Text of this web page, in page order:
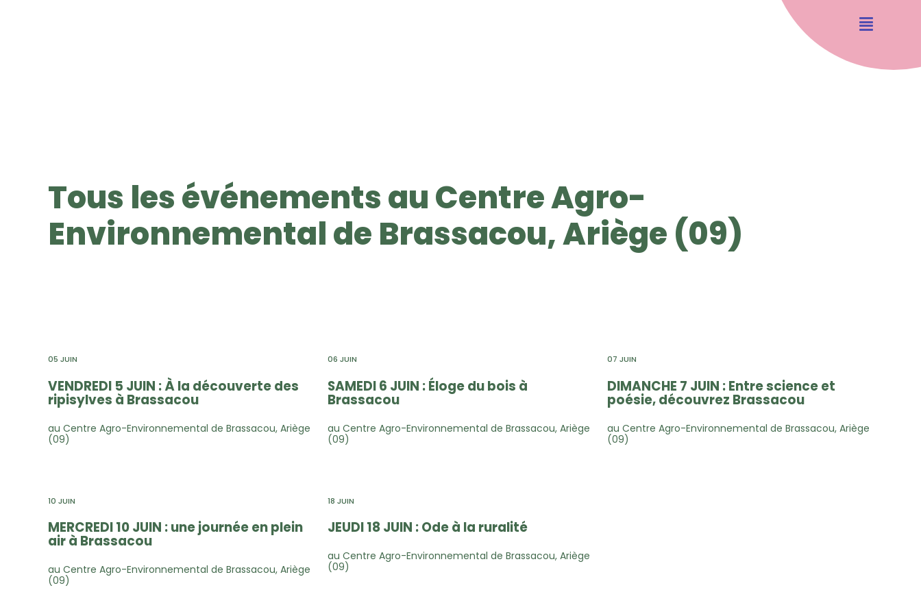
Tous les événements au Centre Agro-
Environnemental de Brassacou, Ariège (09)
05 JUIN
VENDREDI 5 JUIN : À la découverte des
ripisylves à Brassacou
au Centre Agro-Environnemental de Brassacou, Ariège
(09)
06 JUIN
SAMEDI 6 JUIN : Éloge du bois à
Brassacou
au Centre Agro-Environnemental de Brassacou, Ariège
(09)
07 JUIN
DIMANCHE 7 JUIN : Entre science et
poésie, découvrez Brassacou
au Centre Agro-Environnemental de Brassacou, Ariège
(09)
10 JUIN
MERCREDI 10 JUIN : une journée en plein
air à Brassacou
au Centre Agro-Environnemental de Brassacou, Ariège
(09)
18 JUIN
JEUDI 18 JUIN : Ode à la ruralité
au Centre Agro-Environnemental de Brassacou, Ariège
(09)